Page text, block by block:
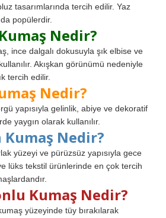
tasarımlarında tercih edilir. Yaz
popülerdir.
Nedir?
ince dalgalı dokusuyla şık elbise ve
Akışkan görünümü nedeniyle
tercih edilir.
Nedir?
yapısıyla gelinlik, abiye ve dekoratif
yaygın olarak kullanılır.
Kumaş Nedir?
yüzeyi ve pürüzsüz yapısıyla gece
lüks tekstil ürünlerinde en çok tercih
Kumaş Nedir?
yüzeyinde tüy bırakılarak